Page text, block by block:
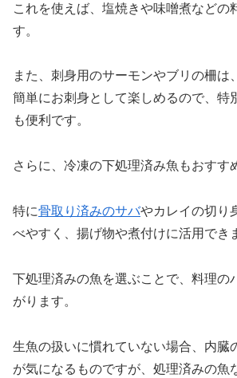
これを使えば、塩焼きや味噌煮などの
す。
また、刺身用のサーモンやブリの柵は
簡単にお刺身として楽しめるので、特
も便利です。
さらに、冷凍の下処理済み魚もおすす
特に骨取り済みのサバやカレイの切り
べやすく、揚げ物や煮付けに活用でき
下処理済みの魚を選ぶことで、料理の
がります。
生魚の扱いに慣れていない場合、内臓
が気になるものですが、処理済みの魚